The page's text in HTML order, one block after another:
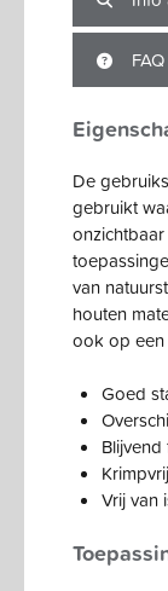
De
gebruikt
van
houten
ook op
Goed
Vrij van
FAQ